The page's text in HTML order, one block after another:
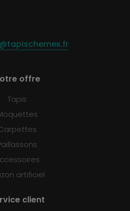
offre
Tapis
artificiel
client